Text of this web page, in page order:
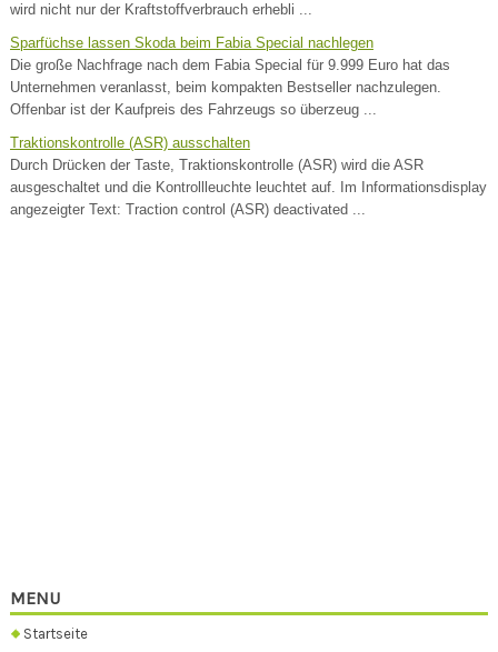
wird nicht nur der Kraftstoffverbrauch erhebli ...
Sparfüchse lassen Skoda beim Fabia Special nachlegen
Die große Nachfrage nach dem Fabia Special für 9.999 Euro hat das
Unternehmen veranlasst, beim kompakten Bestseller nachzulegen.
Offenbar ist der Kaufpreis des Fahrzeugs so überzeug ...
Traktionskontrolle (ASR) ausschalten
Durch Drücken der Taste, Traktionskontrolle (ASR) wird die ASR
ausgeschaltet und die Kontrollleuchte leuchtet auf. Im Informationsdisplay
angezeigter Text: Traction control (ASR) deactivated ...
MENU
Startseite